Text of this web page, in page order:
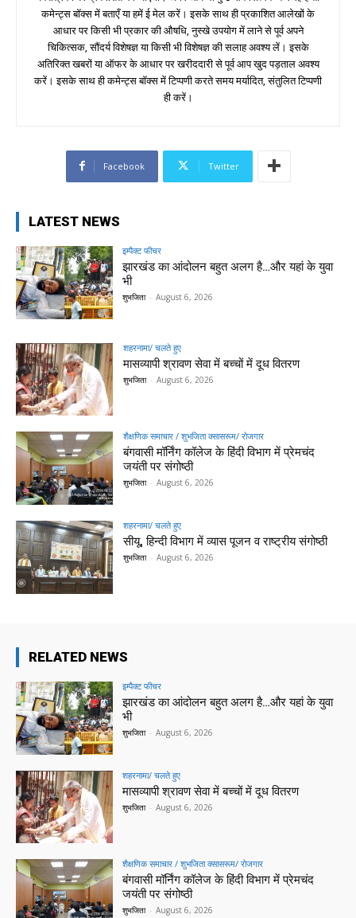
कमेन्ट्स बॉक्स में बताएँ या हमें ई मेल करें। इसके साथ ही प्रकाशित आलेखों के
आधार पर किसी भी प्रकार की औषधि, नुस्खे उपयोग में लाने से पूर्व अपने
चिकित्सक, सौंदर्य विशेषज्ञ या किसी भी विशेषज्ञ की सलाह अवश्य लें। इसके
अतिरिक्त खबरों या ऑफर के आधार पर खरीददारी से पूर्व आप खुद पड़ताल अवश्य
करें। इसके साथ ही कमेन्ट्स बॉक्स में टिप्पणी करते समय मर्यादित, संतुलित टिप्पणी
ही करें।
Facebook Twitter
LATEST NEWS
इम्पैक्ट फीचर
झारखंड का आंदोलन बहुत अलग है…और यहां के युवा
भी
शुभजिता - August 6, 2026
शहरनामा/ चलते हुए
मासव्यापी श्रावण सेवा में बच्चों में दूध वितरण
शुभजिता - August 6, 2026
शैक्षणिक समाचार / शुभजिता क्सासरूम/ रोजगार
बंगवासी मॉर्निंग कॉलेज के हिंदी विभाग में प्रेमचंद
जयंती पर संगोष्ठी
शुभजिता - August 6, 2026
शहरनामा/ चलते हुए
सीयू, हिन्दी विभाग में व्यास पूजन व राष्ट्रीय संगोष्ठी
शुभजिता - August 6, 2026
RELATED NEWS
इम्पैक्ट फीचर
झारखंड का आंदोलन बहुत अलग है…और यहां के युवा
भी
शुभजिता - August 6, 2026
शहरनामा/ चलते हुए
मासव्यापी श्रावण सेवा में बच्चों में दूध वितरण
शुभजिता - August 6, 2026
शैक्षणिक समाचार / शुभजिता क्सासरूम/ रोजगार
बंगवासी मॉर्निंग कॉलेज के हिंदी विभाग में प्रेमचंद
जयंती पर संगोष्ठी
शुभजिता - August 6, 2026